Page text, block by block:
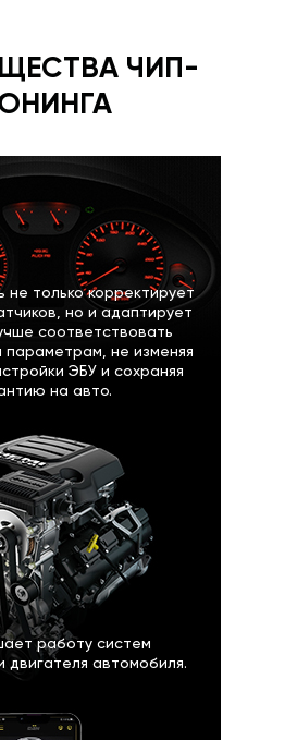
ЧИП-
не только корректирует
но и адаптирует
соответствовать
не изменяя
ЭБУ и сохраняя
на авто.
работу систем
двигателя автомобиля.